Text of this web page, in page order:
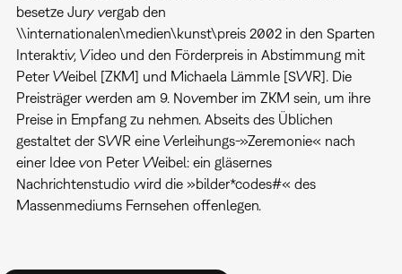
besetze Jury vergab den
\\internationalen\medien\kunst\preis 2002 in den Sparten
Interaktiv, Video und den Förderpreis in Abstimmung mit
Peter Weibel [ZKM] und Michaela Lämmle [SWR]. Die
Preisträger werden am 9. November im ZKM sein, um ihre
Preise in Empfang zu nehmen. Abseits des Üblichen
gestaltet der SWR eine Verleihungs-»Zeremonie« nach
einer Idee von Peter Weibel: ein gläsernes
Nachrichtenstudio wird die »bilder*codes#« des
Massenmediums Fernsehen offenlegen.